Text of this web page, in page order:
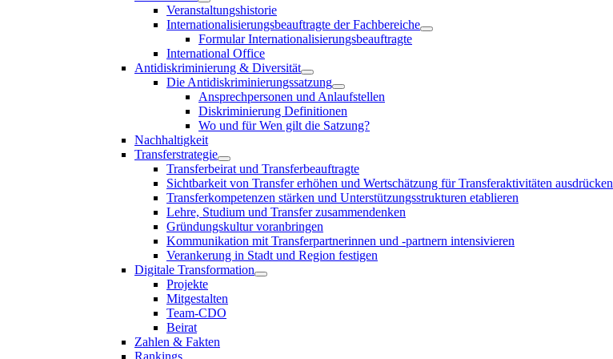
Veranstaltungshistorie
Internationalisierungsbeauftragte der Fachbereiche
Formular Internationalisierungsbeauftragte
International Office
Antidiskriminierung & Diversität
Die Antidiskriminierungssatzung
Ansprechpersonen und Anlaufstellen
Diskriminierung Definitionen
Wo und für Wen gilt die Satzung?
Nachhaltigkeit
Transferstrategie
Transferbeirat und Transferbeauftragte
Sichtbarkeit von Transfer erhöhen und Wertschätzung für Transferaktivitäten ausdrücken
Transferkompetenzen stärken und Unterstützungsstrukturen etablieren
Lehre, Studium und Transfer zusammendenken
Gründungskultur voranbringen
Kommunikation mit Transferpartnerinnen und -partnern intensivieren
Verankerung in Stadt und Region festigen
Digitale Transformation
Projekte
Mitgestalten
Team-CDO
Beirat
Zahlen & Fakten
Rankings